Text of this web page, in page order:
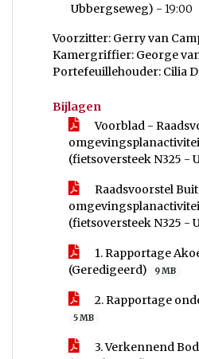
Ubbergseweg) - 19:00
Voorzitter: Gerry van
Kamergriffier: George
Portefeuillehouder: Cilia
Bijlagen
Voorblad -
(fietsoversteek N325 -
Raadsvoorstel
(fietsoversteek N325 -
1. Rapportage
(Geredigeerd)
9 MB
2. Rapportage
5 MB
3. Verkennend